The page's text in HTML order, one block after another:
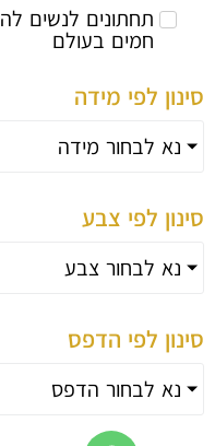
תחתונים לנשים להיות
חמים בעולם
לפי מידה
לבחור מידה
לפי צבע
לבחור צבע
לפי הדפס
לבחור הדפס